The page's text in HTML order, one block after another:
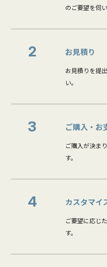
のご要望を伺い
2 お見積り
お見積りを提
い。
3 ご購入・お
ご購入が決ま
す。
4 カスタマイ
ご要望に応じ
す。